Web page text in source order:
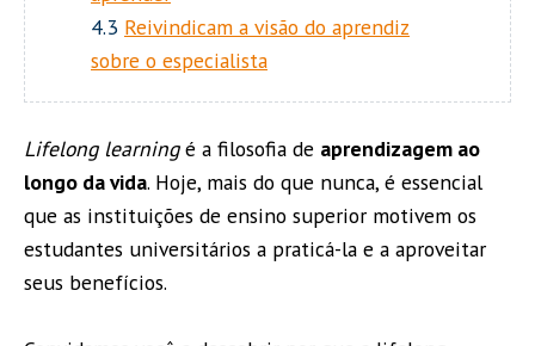
4.3 Reivindicam a visão do aprendiz
sobre o especialista
Lifelong learningé a filosofia de aprendizagem ao
longo da vida. Hoje, mais do que nunca, é essencial
que as instituições de ensino superior motivem os
estudantes universitários a praticá-la e a aproveitar
seus benefícios.